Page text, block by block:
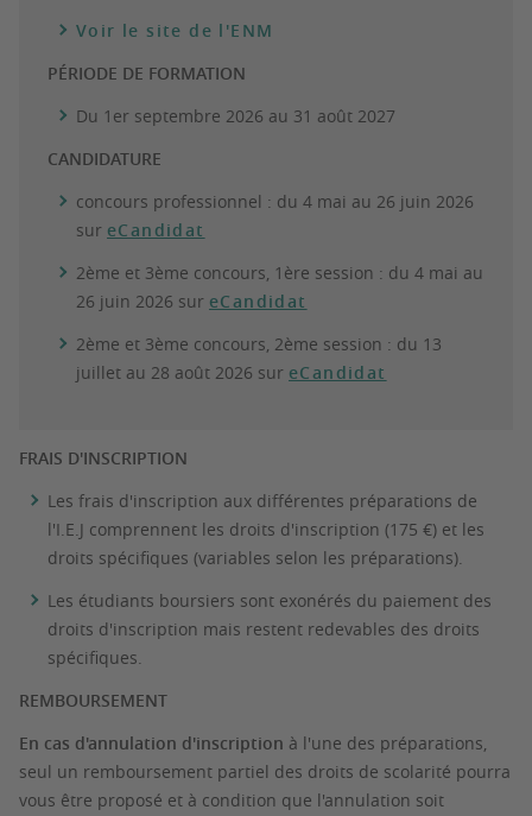
Voir le site de l'ENM
PÉRIODE DE FORMATION
Du 1er septembre 2026 au 31 août 2027
CANDIDATURE
concours professionnel : du 4 mai au 26 juin 2026
sur eCandidat
2ème et 3ème concours, 1ère session : du 4 mai au
26 juin 2026 sur eCandidat
2ème et 3ème concours, 2ème session : du 13
juillet au 28 août 2026 sur eCandidat
FRAIS D'INSCRIPTION
Les frais d'inscription aux différentes préparations de
l'I.E.J comprennent les droits d'inscription (175 €) et les
droits spécifiques (variables selon les préparations).
Les étudiants boursiers sont exonérés du paiement des
droits d'inscription mais restent redevables des droits
spécifiques.
REMBOURSEMENT
En cas d'annulation d'inscription à l'une des préparations,
seul un remboursement partiel des droits de scolarité pourra
vous être proposé et à condition que l'annulation soit